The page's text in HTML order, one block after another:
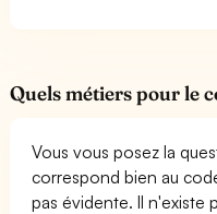
Quels métiers pour le
Vous vous posez la
correspond bien au
pas évidente. Il n'existe